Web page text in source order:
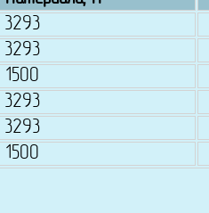
3293
3293
1500
3293
3293
1500